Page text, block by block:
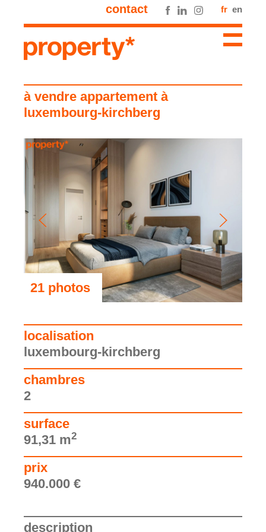
contact fr en
à vendre appartement à
luxembourg-kirchberg
21 photos
localisation
luxembourg-kirchberg
chambres
2
surface
91,31 m2
prix
940.000 €
description